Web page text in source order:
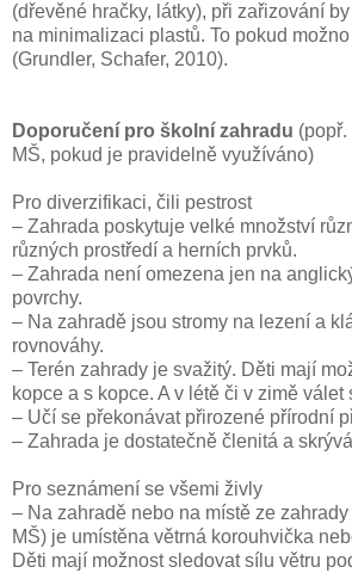
(dřevěné hračky, látky), při zařizování
na minimalizaci plastů. To pokud
(Grundler, Schafer, 2010).
Doporučení pro školní zahradu
MŠ, pokud je pravidelně využíváno)
Pro diverzifikaci, čili pestrost
– Zahrada poskytuje velké množství
různých prostředí a herních prvků.
– Zahrada není omezena jen na
povrchy.
– Na zahradě jsou stromy na lezení a
rovnováhy.
– Terén zahrady je svažitý. Děti mají
kopce a s kopce. A v létě či v zimě válet
– Učí se překonávat přirozené přírodní
– Zahrada je dostatečně členitá a
Pro seznámení se všemi živly
– Na zahradě nebo na místě ze
MŠ) je umístěna větrná korouhvička
Děti mají možnost sledovat sílu větru